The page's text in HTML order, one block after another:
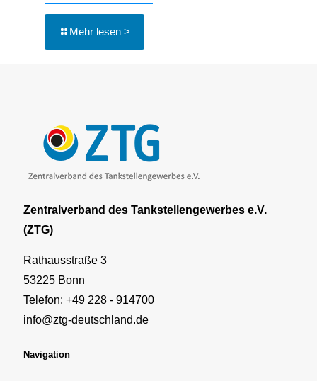
Mehr lesen >
Zentralverband des Tankstellengewerbes e.V.
(ZTG)
Rathausstraße 3
53225 Bonn
Telefon: +49 228 - 914700
info@ztg-deutschland.de
Navigation